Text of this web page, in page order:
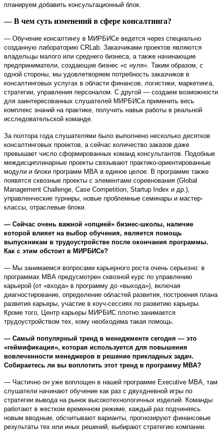
планируем добавить консультационный блок.
— В чем суть изменений в сфере консалтинга?
— Обучение консалтингу в МИРБИСе ведется через специально
созданную лабораторию CRLab. Заказчиками проектов являются
владельцы малого или среднего бизнеса, а также начинающие
предприниматели, создающие бизнес «с нуля». Таким образом, с
одной стороны, мы удовлетворяем потребность заказчиков в
консалтинговых услугах в области финансов, логистики, маркетинга,
стратегии, управления персоналом. С другой — создаем возможности
для заинтересованных слушателей МИРБИСа применить весь
комплекс знаний на практике, получить навык работы в реальной
исследовательской команде.
За полтора года слушателями было выполнено несколько десятков
консалтинговых проектов, а сейчас количество заказов даже
превышает число сформированных команд консультантов. Подобные
междисциплинарные проекты связывают практико-ориентированные
модули и блоки программ МВА в единое целое. В программе также
появятся сквозные проекты с элементами соревнования (Global
Management Challenge, Case Competition, Startup Index и др.),
управленческие турниры, новые проблемные семинары и мастер-
классы, отраслевые блоки.
— Сейчас очень важной «опцией» бизнес-школы, наличие
которой влияет на выбор обучения, является помощь
выпускникам в трудоустройстве после окончания программы.
Как с этим обстоит в МИРБИСе?
— Мы занимаемся вопросами карьерного роста очень серьезно: в
программах МВА предусмотрен сквозной курс по управлению
карьерой (от «входа» в программу до «выхода»), включая
диагностирование, определение областей развития, построения плана
развития карьеры, участие в коуч-сессиях по развитию карьеры.
Кроме того, Центр карьеры МИРБИС плотно занимается
трудоустройством тех, кому необходима такая помощь.
— Самый популярный тренд в менеджменте сегодня — это
«геймификация», которая используется для повышения
вовлеченности менеджеров в решение прикладных задач.
Собираетесь ли вы воплотить этот тренд в программу MBA?
— Частично он уже воплощен в нашей программе Executive MBA, там
слушатели начинают обучение как раз с двухдневной игры по
стратегии вывода на рынок высокотехнологичных изделий. Команды
работают в жестком временном режиме, каждый раз подчиняясь
новым вводным, обсчитывают варианты, прогнозируют финансовые
результаты тех или иных решений, выбирают стратегию компании.